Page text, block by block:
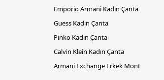
Emporio Armani Kadın Çanta
Guess Kadın Çanta
Pinko Kadın Çanta
Calvin Klein Kadın Çanta
Armani Exchange Erkek Mont